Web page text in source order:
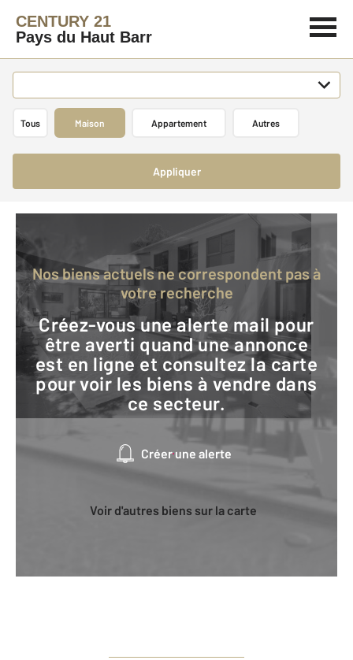
CENTURY 21
Pays du Haut Barr
Tous Maison Appartement Autres
Appliquer
Nos biens actuels ne correspondent pas à
votre recherche
Créez-vous une alerte mail pour
être averti quand une annonce
est en ligne et consultez la carte
pour voir les biens à vendre dans
ce secteur.
Créer une alerte
Voir d'autres biens sur la carte